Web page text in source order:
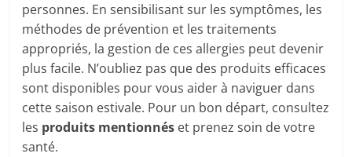
personnes. En sensibilisant sur les symptômes, les
méthodes de prévention et les traitements
appropriés, la gestion de ces allergies peut devenir
plus facile. N’oubliez pas que des produits efficaces
sont disponibles pour vous aider à naviguer dans
cette saison estivale. Pour un bon départ, consultez
les produits mentionnés et prenez soin de votre
santé.